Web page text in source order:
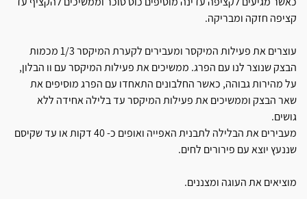
קציפה חזקה ומבריקה.
עוצרים את פעילות המיקסר ומעבירים לקערת המיקסר 1/3 מכמות
הבצק שנוצר לנו עם הפרג. ממשיכים את פעילות המיקסר עם וו הבלון,
על מהירות גבוהה, כאשר החלבונים התאחדו עם הפרג מוסיפים את
שאר הבצק וממשיכים את פעילות המיקסר עד בלילה אחידה ללא
גושים.
מעבירים את הבלילה לתבנית האפייה ואופים כ- 40 דקות או עד שקיסם
שננעץ יוצא עם פירורים לחים.
מוציאים את העוגה ומצננים.